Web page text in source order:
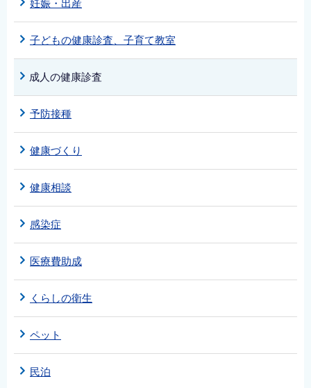
妊娠・出産
子どもの健康診査、子育て教室
成人の健康診査
予防接種
健康づくり
健康相談
感染症
医療費助成
くらしの衛生
ペット
民泊